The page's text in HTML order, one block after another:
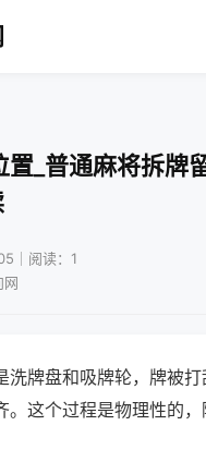
_普通麻将拆牌
｜阅读：1
网
牌盘和吸牌轮，牌被
这个过程是物理性的，